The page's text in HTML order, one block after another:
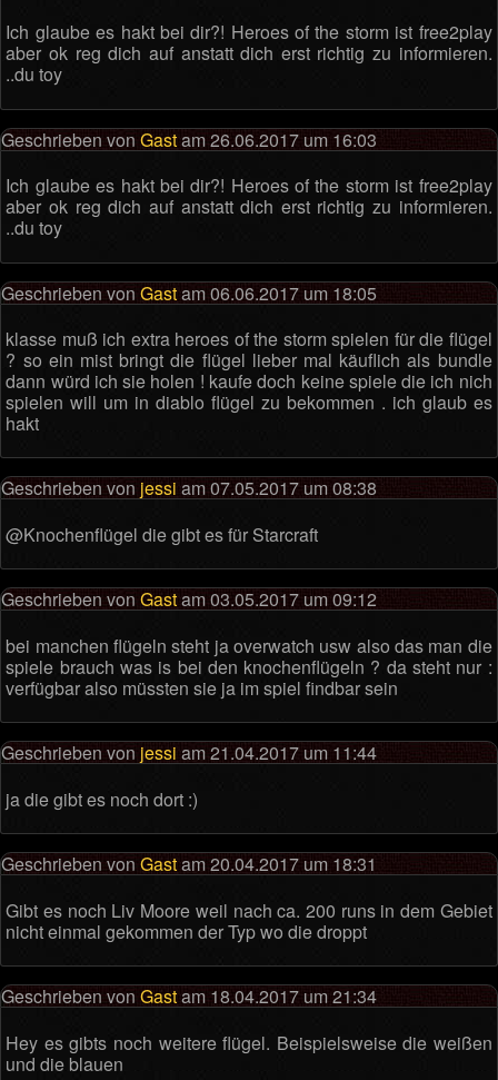
Ich glaube es hakt bei dir?! Heroes of the storm ist free2play
aber ok reg dich auf anstatt dich erst richtig zu informieren.
..du toy
Geschrieben von Gastam 26.06.2017 um 16:03
Ich glaube es hakt bei dir?! Heroes of the storm ist free2play
aber ok reg dich auf anstatt dich erst richtig zu informieren.
..du toy
Geschrieben von Gastam 06.06.2017 um 18:05
klasse muß ich extra heroes of the storm spielen für die flügel
? so ein mist bringt die flügel lieber mal käuflich als bundle
dann würd ich sie holen ! kaufe doch keine spiele die ich nich
spielen will um in diablo flügel zu bekommen . ich glaub es
hakt
Geschrieben von jessi am 07.05.2017 um 08:38
@Knochenflügel die gibt es für Starcraft
Geschrieben von Gastam 03.05.2017 um 09:12
bei manchen flügeln steht ja overwatch usw also das man die
spiele brauch was is bei den knochenflügeln ? da steht nur :
verfügbar also müssten sie ja im spiel findbar sein
Geschrieben von jessi am 21.04.2017 um 11:44
ja die gibt es noch dort :)
Geschrieben von Gastam 20.04.2017 um 18:31
Gibt es noch Liv Moore weil nach ca. 200 runs in dem Gebiet
nicht einmal gekommen der Typ wo die droppt
Geschrieben von Gastam 18.04.2017 um 21:34
Hey es gibts noch weitere flügel. Beispielsweise die weißen
und die blauen